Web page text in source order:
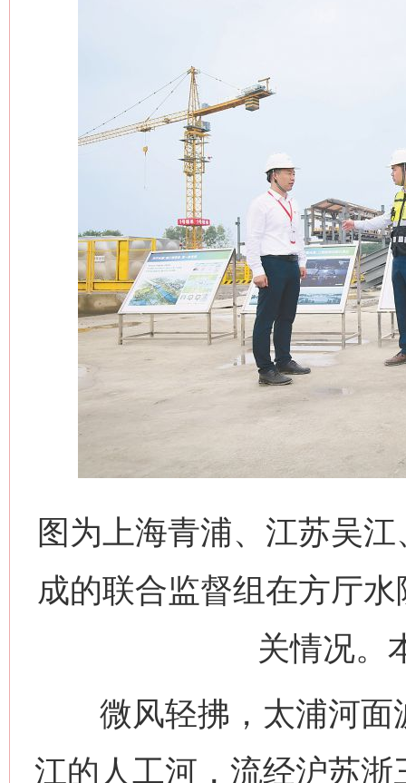
图为上海青浦、江苏吴
成的联合监督组在方厅
关情况。
微风轻拂，太浦河面
江的人工河，流经沪苏